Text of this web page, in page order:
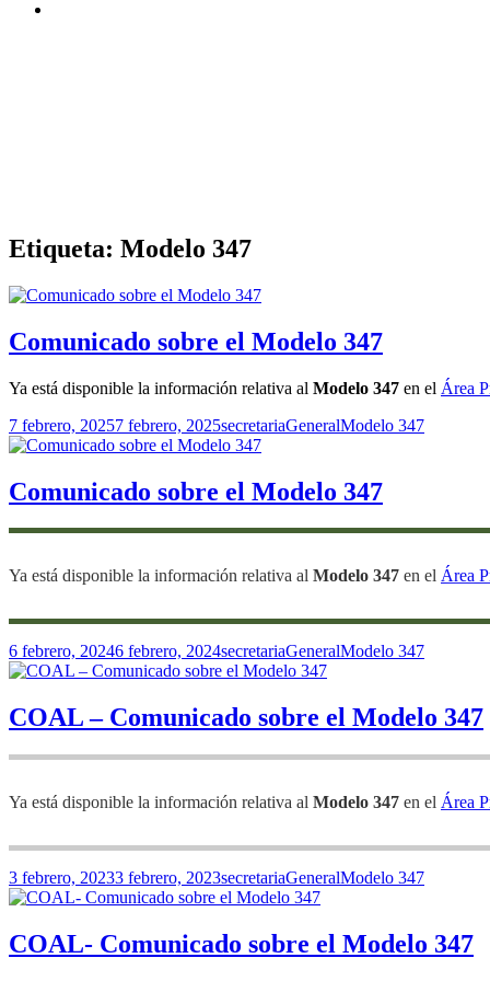
Etiqueta: Modelo 347
Comunicado sobre el Modelo 347
Ya está disponible la información relativa al Modelo 347 en el Área
Publicado
el
7 febrero, 20257 febrero, 2025Autor
secretariaCategorías
GeneralEtiquetas
Modelo 347
Comunicado sobre el Modelo 347
Ya está disponible la información relativa al Modelo 347 en el Área
Publicado
el
6 febrero, 20246 febrero, 2024Autor
secretariaCategorías
GeneralEtiquetas
Modelo 347
COAL – Comunicado sobre el Modelo 347
Ya está disponible la información relativa al Modelo 347 en el Área
Publicado
el
3 febrero, 20233 febrero, 2023Autor
secretariaCategorías
GeneralEtiquetas
Modelo 347
COAL- Comunicado sobre el Modelo 347